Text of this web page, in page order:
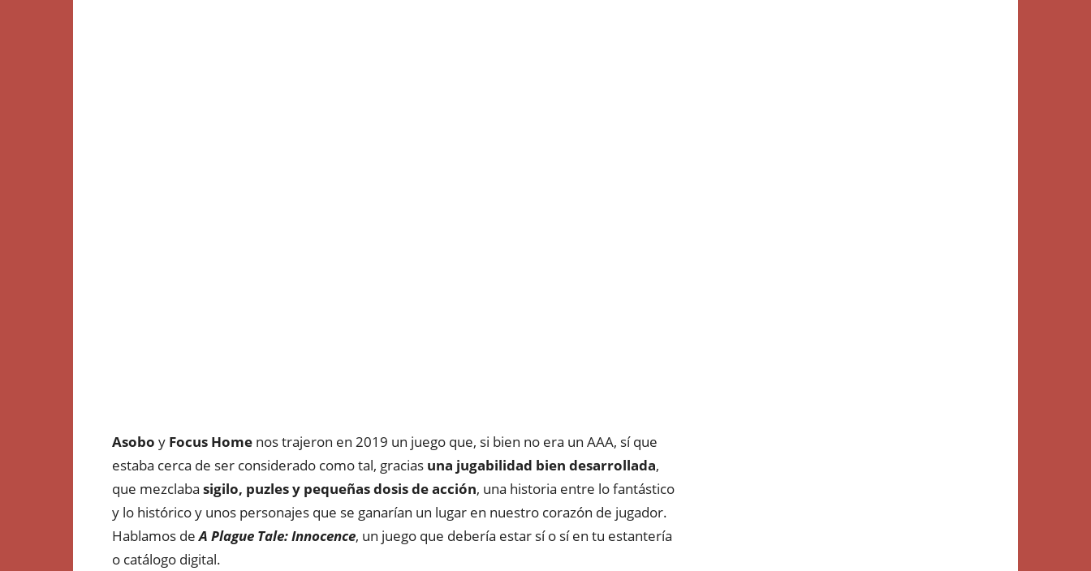
Asobo y Focus Home nos trajeron en 2019 un juego que, si bien no era un AAA, sí que
estaba cerca de ser considerado como tal, gracias una jugabilidad bien desarrollada,
que mezclaba sigilo, puzles y pequeñas dosis de acción, una historia entre lo fantástico
y lo histórico y unos personajes que se ganarían un lugar en nuestro corazón de jugador.
Hablamos deA Plague Tale: Innocence, un juego que debería estar sí o sí en tu estantería
o catálogo digital.